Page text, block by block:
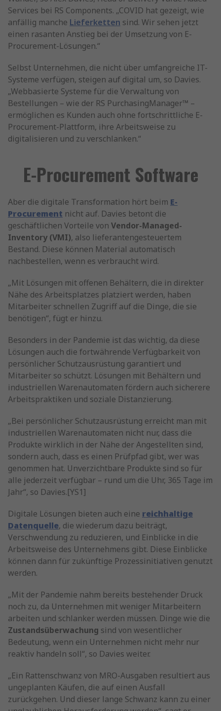
Services bei RS Components. „COVID hat gezeigt, wie
anfällig manche Lieferketten sind. Wir sehen jetzt
einen rasanten Anstieg bei der Umsetzung von E-
Procurement-Lösungen.“
Selbst Unternehmen, die nicht über umfangreiche IT-
Systeme verfügen, steigen auf digital um, so Davies.
„Webbasierte Systeme für die Verwaltung von
Bestellungen – wie der RS PurchasingManager™ –
ermöglichen es Kunden auch ohne fortschrittliche E-
Procurement-Plattform, ihre Arbeitsweise zu
digitalisieren und zu verschlanken.“
E-Procurement Software
Aber die digitale Transformation hört beim E-
Procurement nicht auf. Davies betont die
geschäftlichen Vorteile von Vendor-Managed-
Inventory (VMI), also lieferantengesteuertem
Bestand. Diese können Material automatisch
nachbestellen, wenn es verbraucht wird.
„Mit Lösungen mit offenen Behältern, die in direkter
Nähe des Arbeitsplatzes platziert werden, haben
Mitarbeiter schnellen Zugriff auf die Dinge, die sie
benötigen“, fügt er hinzu.
Besonders in der Pandemie ist das wichtig, da diese
Lösungen auch die fortwährende Verfügbarkeit von
persönlicher Schutzausrüstung garantiert und
Mitarbeiter so schützt. Lösungen mit Behältern und
industriellen Warenautomaten fördern auch sicherere
Arbeitspraktiken und soziale Distanzierung.
„Bei persönlicher Schutzausrüstung erreicht man mit
industriellen Warenautomaten nicht nur, dass die
Produkte wirklich in der Nähe der Angestellten sind,
sondern auch, dass es einen Prüfpfad gibt, wer was
genommen hat. Unverzichtbare Produkte sind so für
alle jederzeit verfügbar – rund um die Uhr, 365 Tage im
Jahr“, so Davies.[YS1]
Digitale Lösungen bieten auch eine reichhaltige
Datenquelle, die wiederum dazu beiträgt,
Verschwendung zu reduzieren, und Einblicke in die
Arbeitsweise des Unternehmens gibt. Diese Einblicke
können dann für zukünftige Prozessinitiativen genutzt
werden.
„Mit der Pandemie nahm bereits bestehender Druck
noch zu, da Unternehmen mit weniger Mitarbeitern
arbeiten und schlanker werden müssen. Dinge wie die
Zustandsüberwachung sind von wesentlicher
Bedeutung, wenn ein Unternehmen nicht mehr nur
reaktiv handeln soll“, so Davies weiter.
„Ein Rattenschwanz von MRO-Ausgaben resultiert aus
ungeplanten Käufen, die auf einen Ausfall
zurückgehen. Und dieser lange Schwanz kann zu einer